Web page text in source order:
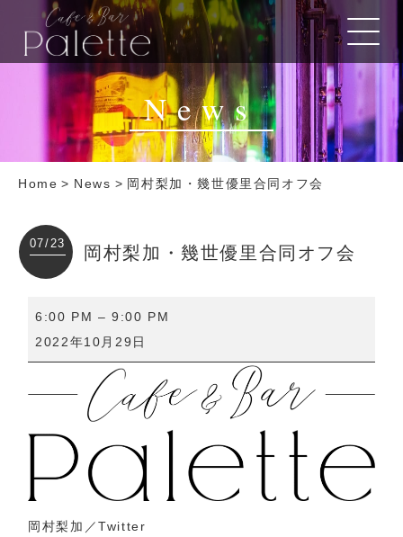
News
Home > News > 岡村梨加・幾世優里合同オフ会
07/23 岡村梨加・幾世優里合同オフ会
梨
世
6:00 PM –9:00 PM
2022年10月29日
岡村梨加／Twitter